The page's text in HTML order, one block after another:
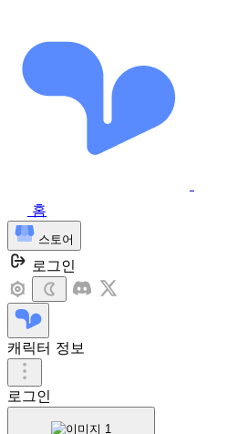
홈
스토어
로그인
캐릭터 정보
로그인